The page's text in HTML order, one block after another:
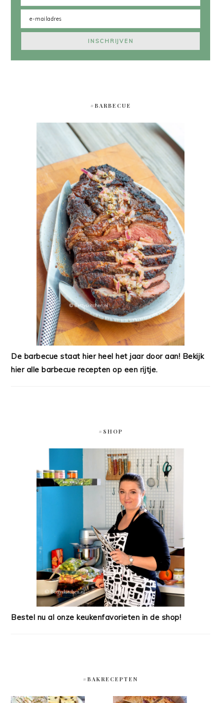
#BARBECUE
De barbecue staat hier heel het jaar door aan! Bekijk
hier alle barbecue recepten op een rijtje.
#SHOP
Bestel nu al onze keukenfavorieten in de shop!
#BAKRECEPTEN